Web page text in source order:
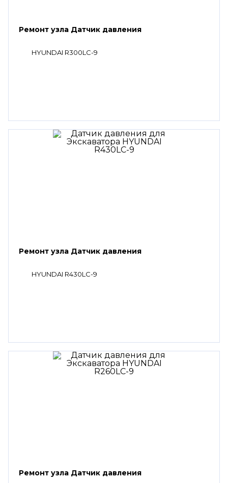
Ремонт узла Датчик давления
HYUNDAI R300LC-9
Ремонт узла Датчик давления
HYUNDAI R430LC-9
Ремонт узла Датчик давления